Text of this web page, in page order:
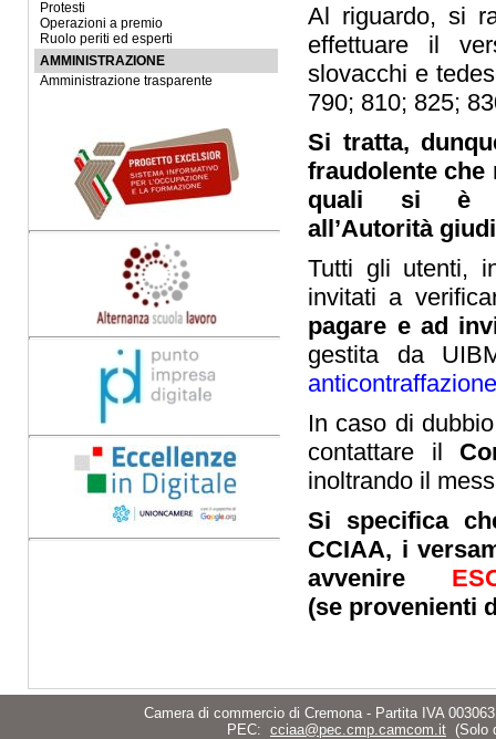
Protesti
Operazioni a premio
Ruolo periti ed esperti
AMMINISTRAZIONE
Amministrazione trasparente
Al riguardo, si
effettuare il
slovacchi e
790; 810; 825;
Si tratta,
fraudolente
quali si è
all’Autorità
Tutti gli utenti,
invitati a
pagare e ad
gestita da
In caso di
contattare il
inoltrando il
Si specifica
CCIAA, i
avvenire
(se provenienti
Camera di commercio di Cremona - Partita IVA
PEC: cciaa@pec.cmp.camcom.it (Solo